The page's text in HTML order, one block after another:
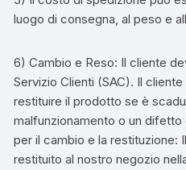
luogo di consegna, al peso e
6) Cambio e Reso: Il cliente
Servizio Clienti (SAC). Il
restituire il prodotto se è
malfunzionamento o un
per il cambio e la restituzione:
restituito al nostro negozio